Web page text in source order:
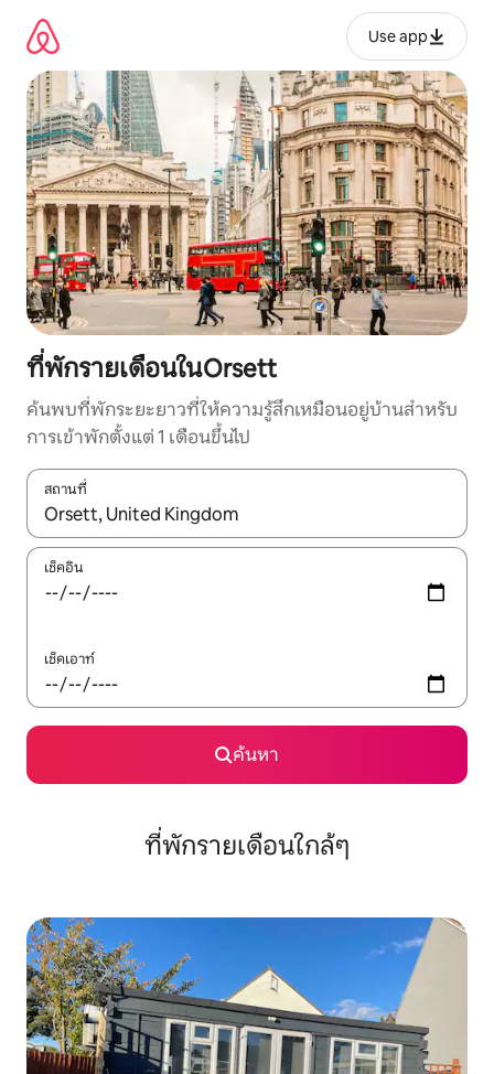
เนื้อหา
Use app
ที่พักรายเดือนในOrsett
ค้นพบที่พักระยะยาวที่ให้ความรู้สึกเหมือนอยู่บ้านสำหรับ
การเข้าพักตั้งแต่ 1 เดือนขึ้นไป
สถานที่
ใช้ลูกศรขึ้นลง หรือใช้การสัมผัสหรือปัด เพื่อสำรวจผลการค้นหา
เช็คอิน
เช็คเอาท์
ค้นหา
ที่พักรายเดือนใกล้ๆ